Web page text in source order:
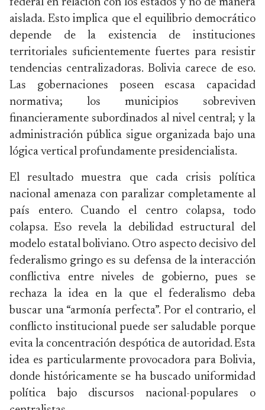
federal en relación con los estados y no de manera
aislada. Esto implica que el equilibrio democrático
depende de la existencia de instituciones
territoriales suficientemente fuertes para resistir
tendencias centralizadoras. Bolivia carece de eso.
Las gobernaciones poseen escasa capacidad
normativa; los municipios sobreviven
financieramente subordinados al nivel central; y la
administración pública sigue organizada bajo una
lógica vertical profundamente presidencialista.
El resultado muestra que cada crisis política
nacional amenaza con paralizar completamente al
país entero. Cuando el centro colapsa, todo
colapsa. Eso revela la debilidad estructural del
modelo estatal boliviano. Otro aspecto decisivo del
federalismo gringo es su defensa de la interacción
conflictiva entre niveles de gobierno, pues se
rechaza la idea en la que el federalismo deba
buscar una “armonía perfecta”. Por el contrario, el
conflicto institucional puede ser saludable porque
evita la concentración despótica de autoridad. Esta
idea es particularmente provocadora para Bolivia,
donde históricamente se ha buscado uniformidad
política bajo discursos nacional-populares o